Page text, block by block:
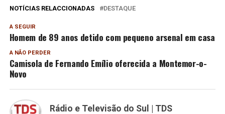
NOTÍCIAS RELACCIONADAS DESTAQUE
A SEGUIR
Homem de 89 anos detido com pequeno arsenal em casa
A NÃO PERDER
Camisola de Fernando Emílio oferecida a Montemor-o-
Novo
Rádio e Televisão do Sul | TDS